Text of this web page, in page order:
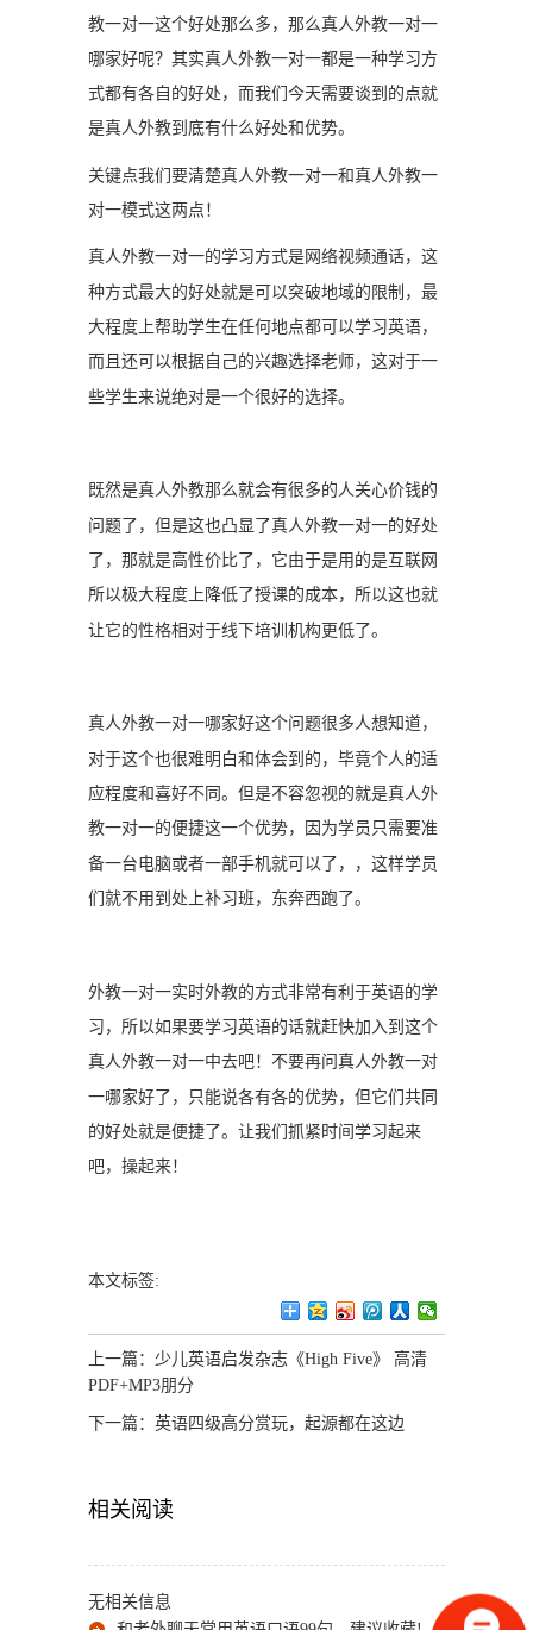
教一对一这个好处那么多，那么真人外教一对一
哪家好呢？其实真人外教一对一都是一种学习方
式都有各自的好处，而我们今天需要谈到的点就
是真人外教到底有什么好处和优势。
关键点我们要清楚真人外教一对一和真人外教一
对一模式这两点！
真人外教一对一的学习方式是网络视频通话，这
种方式最大的好处就是可以突破地域的限制，最
大程度上帮助学生在任何地点都可以学习英语，
而且还可以根据自己的兴趣选择老师，这对于一
些学生来说绝对是一个很好的选择。
既然是真人外教那么就会有很多的人关心价钱的
问题了，但是这也凸显了真人外教一对一的好处
了，那就是高性价比了，它由于是用的是互联网
所以极大程度上降低了授课的成本，所以这也就
让它的性格相对于线下培训机构更低了。
真人外教一对一哪家好这个问题很多人想知道，
对于这个也很难明白和体会到的，毕竟个人的适
应程度和喜好不同。但是不容忽视的就是真人外
教一对一的便捷这一个优势，因为学员只需要准
备一台电脑或者一部手机就可以了，，这样学员
们就不用到处上补习班，东奔西跑了。
外教一对一实时外教的方式非常有利于英语的学
习，所以如果要学习英语的话就赶快加入到这个
真人外教一对一中去吧！不要再问真人外教一对
一哪家好了，只能说各有各的优势，但它们共同
的好处就是便捷了。让我们抓紧时间学习起来
吧，操起来！
本文标签:
上一篇： 少儿英语启发杂志《High Five》 高清
PDF+MP3朋分
下一篇： 英语四级高分赏玩，起源都在这边
相关阅读
无相关信息